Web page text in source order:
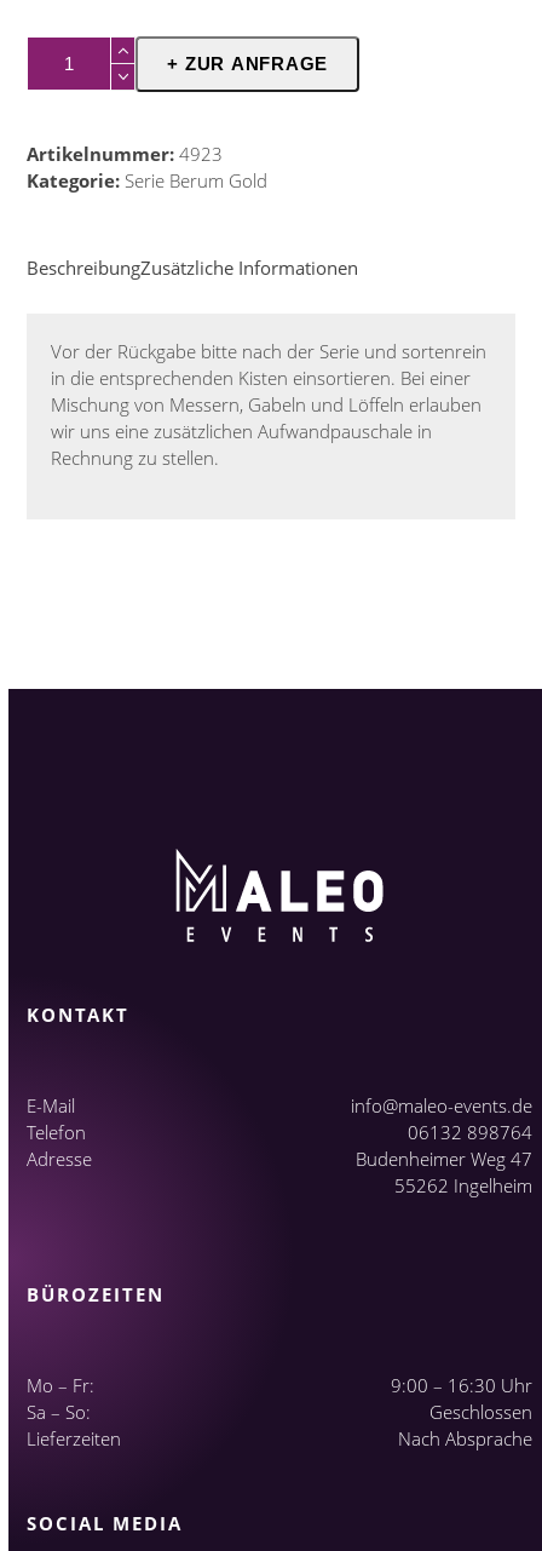
Menümesser
Berum
+ ZUR ANFRAGE
Artikelnummer:4923
Kategorie: Serie Berum Gold
BeschreibungZusätzliche Informationen
Vor der Rückgabe bitte nach der Serie und sortenrein
in die entsprechenden Kisten einsortieren. Bei einer
Mischung von Messern, Gabeln und Löffeln erlauben
wir uns eine zusätzlichen Aufwandpauschale in
Rechnung zu stellen.
KONTAKT
E-Mail
info@maleo-events.de
Telefon
06132 898764
Adresse
Budenheimer Weg 47
55262 Ingelheim
BÜROZEITEN
Mo – Fr:
9:00 – 16:30 Uhr
Sa – So:
Geschlossen
Lieferzeiten
Nach Absprache
SOCIAL MEDIA